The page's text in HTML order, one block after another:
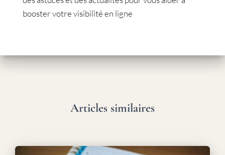
booster votre visibilité en ligne
Articles similaires